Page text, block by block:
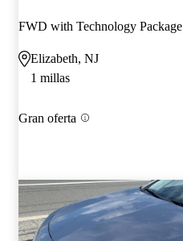
FWD with Technology Package
Elizabeth, NJ
1 millas
Gran oferta